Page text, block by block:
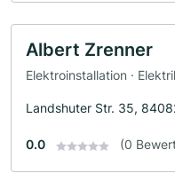
Albert Zrenner
Elektroinstallation ·
Landshuter Str. 35,
0.0 (0